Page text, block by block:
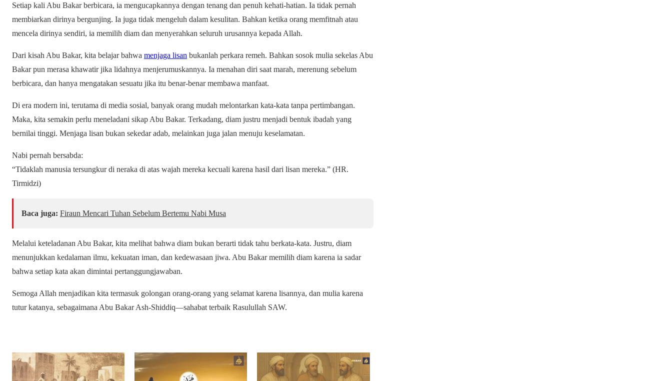
Setiap kali Abu Bakar berbicara, ia mengucapkannya dengan tenang dan penuh kehati-hatian. Ia tidak pernah
membiarkan dirinya bergunjing. Ia juga tidak mengeluh dalam kesulitan. Bahkan ketika orang memfitnah atau
mencela dirinya sendiri, ia memilih diam dan menyerahkan seluruh urusannya kepada Allah.
Dari kisah Abu Bakar, kita belajar bahwa menjaga lisan bukanlah perkara remeh. Bahkan sosok mulia sekelas Abu
Bakar pun merasa khawatir jika lidahnya menjerumuskannya. Ia menahan diri saat marah, merenung sebelum
berbicara, dan hanya mengatakan sesuatu jika itu benar-benar membawa manfaat.
Di era modern ini, terutama di media sosial, banyak orang mudah melontarkan kata-kata tanpa pertimbangan.
Maka, kita semakin perlu meneladani sikap Abu Bakar. Terkadang, diam justru menjadi bentuk ibadah yang
bernilai tinggi. Menjaga lisan bukan sekedar adab, melainkan juga jalan menuju keselamatan.
Nabi pernah bersabda:
“Tidaklah manusia tersungkur di neraka di atas wajah mereka kecuali karena hasil dari lisan mereka.” (HR.
Tirmidzi)
Baca juga: Firaun Mencari Tuhan Sebelum Bertemu Nabi Musa
Melalui keteladanan Abu Bakar, kita melihat bahwa diam bukan berarti tidak tahu berkata-kata. Justru, diam
menunjukkan kedalaman ilmu, kekuatan iman, dan kedewasaan jiwa. Abu Bakar memilih diam karena ia sadar
bahwa setiap kata akan dimintai pertanggungjawaban.
Semoga Allah menjadikan kita termasuk golongan orang-orang yang selamat karena lisannya, dan mulia karena
tutur katanya, sebagaimana Abu Bakar Ash-Shiddiq—sahabat terbaik Rasulullah SAW.